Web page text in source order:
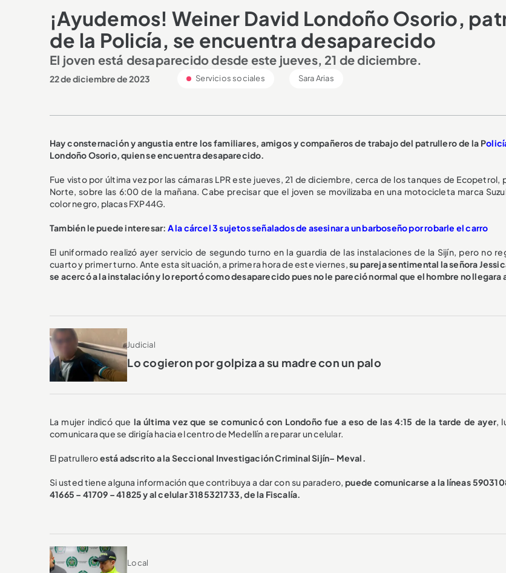
¡Ayudemos! Weiner David Londoño Osorio,
de la Policía, se encuentra desaparecido
El joven está desaparecido desde este jueves, 21 de diciembre.
22 de diciembre de 2023 Servicios sociales Sara Arias
Hay consternación y angustia entre los familiares, amigos y compañeros de trabajo del patrullero de la P
Londoño Osorio, quien se encuentra desaparecido.
Fue visto por última vez por las cámaras LPR este jueves, 21 de diciembre, cerca de los tanques de Ecopetrol,
Norte, sobre las 6:00 de la mañana. Cabe precisar que el joven se movilizaba en una motocicleta marca
color negro, placas FXP44G.
También le puede interesar: A la cárcel 3 sujetos señalados de asesinar a un barboseño por robarle el carro
El uniformado realizó ayer servicio de segundo turno en la guardia de las instalaciones de la Sijín, pero no
cuarto y primer turno. Ante esta situación, a primera hora de este viernes,su pareja sentimental la señora
se acercó a la instalación y lo reportó como desaparecido pues no le pareció normal que el hombre no llegara
Judicial
Lo cogieron por golpiza a su madre con un palo
La mujer indicó que la última vez que se comunicó con Londoño fue a eso de las 4:15 de la tarde de ayer,
comunicara que se dirigía hacia el centro de Medellín a reparar un celular.
El patrulleroestá adscrito a la Seccional Investigación Criminal Sijín– Meval.
Si usted tiene alguna información que contribuya a dar con su paradero,puede comunicarse a la líneas
41665 – 41709 – 41825 y al celular 3185321733, de la Fiscalía.
Local